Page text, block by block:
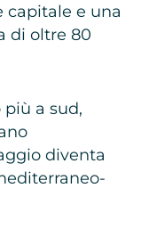
capitale e una
di oltre 80
più a sud,
diventa